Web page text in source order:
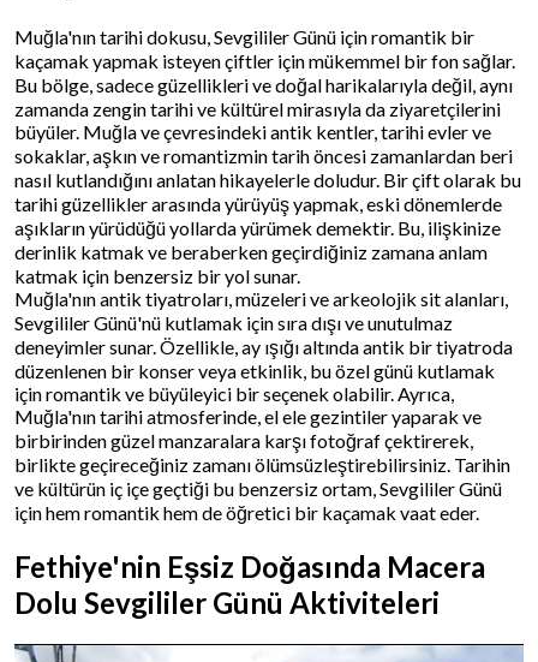
Muğla'nın tarihi dokusu, Sevgililer Günü için romantik bir
kaçamak yapmak isteyen çiftler için mükemmel bir fon sağlar.
Bu bölge, sadece güzellikleri ve doğal harikalarıyla değil, aynı
zamanda zengin tarihi ve kültürel mirasıyla da ziyaretçilerini
büyüler. Muğla ve çevresindeki antik kentler, tarihi evler ve
sokaklar, aşkın ve romantizmin tarih öncesi zamanlardan beri
nasıl kutlandığını anlatan hikayelerle doludur. Bir çift olarak bu
tarihi güzellikler arasında yürüyüş yapmak, eski dönemlerde
aşıkların yürüdüğü yollarda yürümek demektir. Bu, ilişkinize
derinlik katmak ve beraberken geçirdiğiniz zamana anlam
katmak için benzersiz bir yol sunar.
Muğla'nın antik tiyatroları, müzeleri ve arkeolojik sit alanları,
Sevgililer Günü'nü kutlamak için sıra dışı ve unutulmaz
deneyimler sunar. Özellikle, ay ışığı altında antik bir tiyatroda
düzenlenen bir konser veya etkinlik, bu özel günü kutlamak
için romantik ve büyüleyici bir seçenek olabilir. Ayrıca,
Muğla'nın tarihi atmosferinde, el ele gezintiler yaparak ve
birbirinden güzel manzaralara karşı fotoğraf çektirerek,
birlikte geçireceğiniz zamanı ölümsüzleştirebilirsiniz. Tarihin
ve kültürün iç içe geçtiği bu benzersiz ortam, Sevgililer Günü
için hem romantik hem de öğretici bir kaçamak vaat eder.
Fethiye'nin Eşsiz Doğasında Macera
Dolu Sevgililer Günü Aktiviteleri